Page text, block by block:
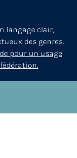
langage clair,
des genres.
pour un usage